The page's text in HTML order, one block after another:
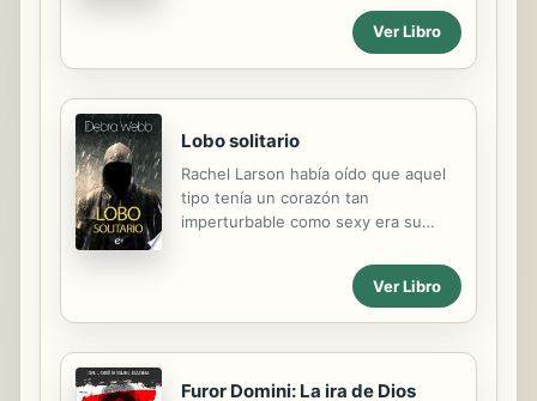
http://www.nobooksed.com
Contamos con mas volúmenes en
español que cualquier otra editorial
en formato electrónico y
de Hans Christian Andersen
Ver Libro
Lobo solitario
Rachel Larson había oído que aquel
tipo tenía un corazón tan
imperturbable como sexy era su
última esperanza. Ya no le quedaba
ningún sitio donde esconderse del
a aquel lobo solitario e implorarle que
Ver Libro
Furor Domini: La ira de Dios